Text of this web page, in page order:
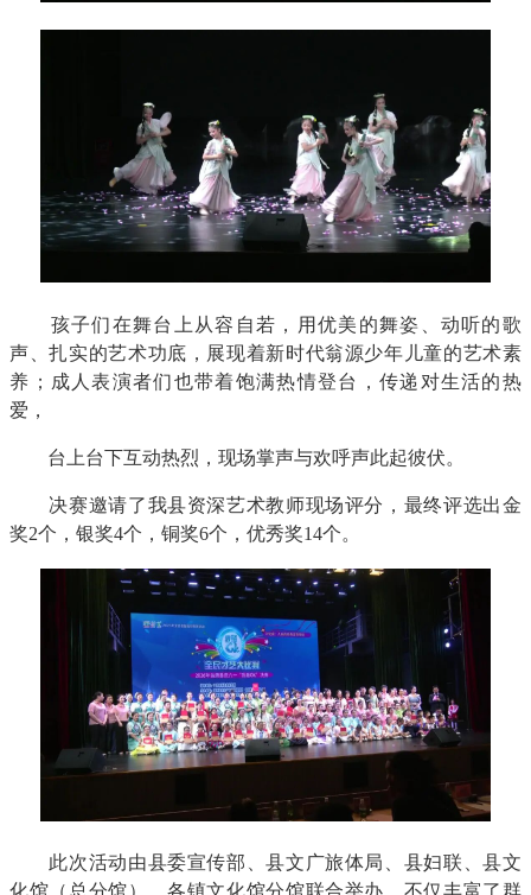
孩子们在舞台上从容自若，用优美的舞姿、动听的歌
声、扎实的艺术功底，展现着新时代翁源少年儿童的艺术素
养；成人表演者们也带着饱满热情登台，传递对生活的热
爱，
台上台下互动热烈，现场掌声与欢呼声此起彼伏。
决赛邀请了我县资深艺术教师现场评分，最终评选出金
奖2个，银奖4个，铜奖6个，优秀奖14个。
此次活动由县委宣传部、县文广旅体局、县妇联、县文